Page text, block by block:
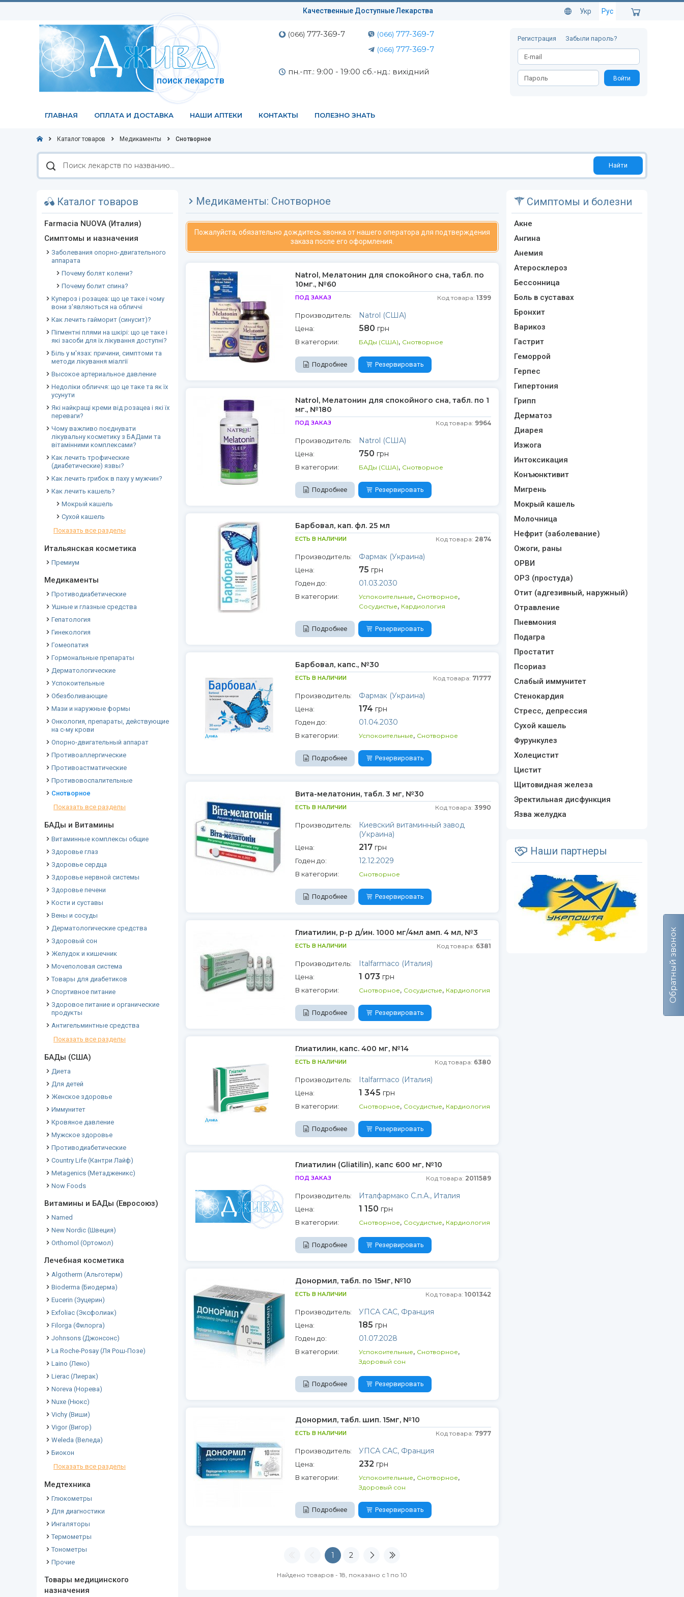
Качественные Доступные Лекарства Укр Рус
поиск лекарств
(066) 777-369-7 (066) 777-369-7
(066) 777-369-7
пн.-пт.: 9:00 - 19:00 сб.-нд.: вихідний
Регистрация Забыли пароль?
Войти
ГЛАВНАЯ ОПЛАТА И ДОСТАВКА НАШИ АПТЕКИ КОНТАКТЫ ПОЛЕЗНО ЗНАТЬ
Каталог товаров Медикаменты Снотворное
Поиск
лекарств
по
Найти
Каталог товаров
Farmacia NUOVA (Италия)
Симптомы и назначения
Заболевания опорно-двигательного
аппарата
Почему болят колени?
Почему болит спина?
Купероз і розацеа: що це таке і чому
вони з'являються на обличчі
Как лечить гайморит (синусит)?
Пігментні плями на шкірі: що це таке і
які засоби для їх лікування доступні?
Біль у м'язах: причини, симптоми та
методи лікування міалгії
Высокое артериальное давление
Недоліки обличчя: що це таке та як їх
усунути
Які найкращі креми від розацеа і які їх
переваги?
Чому важливо поєднувати
лікувальну косметику з БАДами та
вітамінними комплексами?
Как лечить трофические
(диабетические) язвы?
Как лечить грибок в паху у мужчин?
Как лечить кашель?
Мокрый кашель
Сухой кашель
Показать все разделы
Итальянская косметика
Премиум
Медикаменты
Противодиабетические
Ушные и глазные средства
Гепатология
Гинекология
Гомеопатия
Гормональные препараты
Дерматологические
Успокоительные
Обезболивающие
Мази и наружные формы
Онкология, препараты, действующие
на с-му крови
Опорно-двигательный аппарат
Противоаллергические
Противоастматические
Противовоспалительные
Снотворное
Показать все разделы
БАДы и Витамины
Витаминные комплексы общие
Здоровье глаз
Здоровье сердца
Здоровье нервной системы
Здоровье печени
Кости и суставы
Вены и сосуды
Дерматологические средства
Здоровый сон
Желудок и кишечник
Мочеполовая система
Товары для диабетиков
Спортивное питание
Здоровое питание и органические
продукты
Антигельминтные средства
Показать все разделы
БАДы (США)
Диета
Для детей
Женское здоровье
Иммунитет
Кровяное давление
Мужское здоровье
Противодиабетические
Country Life (Кантри Лайф)
Metagenics (Метадженикс)
Now Foods
Витамины и БАДы (Евросоюз)
Named
New Nordic (Швеция)
Orthomol (Ортомол)
Лечебная косметика
Algotherm (Альготерм)
Bioderma (Биодерма)
Eucerin (Эуцерин)
Exfoliac (Эксфолиак)
Filorga (Филорга)
Johnsons (Джонсонс)
La Roche-Posay (Ля Рош-Позе)
Laino (Лено)
Lierac (Лиерак)
Noreva (Норева)
Nuxe (Нюкс)
Vichy (Виши)
Vigor (Вигор)
Weleda (Веледа)
Биокон
Показать все разделы
Медтехника
Глюкометры
Для диагностики
Ингаляторы
Термометры
Тонометры
Прочие
Товары медицинского
назначения
Медикаменты: Снотворное
Пожалуйста, обязательно дождитесь звонка от нашего оператора для подтверждения
заказа после его оформления.
Natrol, Мелатонин для спокойного сна, табл. по
10мг., №60
ПОД ЗАКАЗ Код товара: 1399
Производитель: Natrol (США)
Цена: 580 грн
В категории: БАДы (США), Снотворное
Подробнее Резервировать
Natrol, Мелатонин для спокойного сна, табл. по 1
мг., №180
ПОД ЗАКАЗ Код товара: 9964
Производитель: Natrol (США)
Цена: 750 грн
В категории: БАДы (США), Снотворное
Подробнее Резервировать
Барбовал, кап. фл. 25 мл
ЕСТЬ В НАЛИЧИИ Код товара: 2874
Производитель: Фармак (Украина)
Цена: 75 грн
Годен до: 01.03.2030
В категории: Успокоительные, Снотворное,
Сосудистые, Кардиология
Подробнее Резервировать
Барбовал, капс., №30
ЕСТЬ В НАЛИЧИИ Код товара: 71777
Производитель: Фармак (Украина)
Цена: 174 грн
Годен до: 01.04.2030
В категории: Успокоительные, Снотворное
Подробнее Резервировать
Вита-мелатонин, табл. 3 мг, №30
ЕСТЬ В НАЛИЧИИ Код товара: 3990
Производитель:
Киевский витаминный завод
(Украина)
Цена: 217грн
Годен до: 12.12.2029
В категории: Снотворное
Подробнее Резервировать
Глиатилин, р-р д/ин. 1000 мг/4мл амп. 4 мл, №3
ЕСТЬ В НАЛИЧИИ Код товара: 6381
Производитель: Italfarmaco (Италия)
Цена: 1 073 грн
В категории: Снотворное, Сосудистые, Кардиология
Подробнее Резервировать
Глиатилин, капс. 400 мг, №14
ЕСТЬ В НАЛИЧИИ Код товара: 6380
Производитель: Italfarmaco (Италия)
Цена: 1 345 грн
В категории: Снотворное, Сосудистые, Кардиология
Подробнее Резервировать
Глиатилин (Gliatilin), капс 600 мг, №10
ПОД ЗАКАЗ Код товара: 2011589
Производитель: Италфармако С.п.А., Италия
Цена: 1 150 грн
В категории: Снотворное, Сосудистые, Кардиология
Подробнее Резервировать
Донормил, табл. по 15мг, №10
ЕСТЬ В НАЛИЧИИ Код товара: 1001342
Производитель: УПСА САС, Франция
Цена: 185 грн
Годен до: 01.07.2028
В категории: Успокоительные, Снотворное,
Здоровый сон
Подробнее Резервировать
Донормил, табл. шип. 15мг, №10
ЕСТЬ В НАЛИЧИИ Код товара: 7977
Производитель: УПСА САС, Франция
Цена: 232 грн
В категории: Успокоительные, Снотворное,
Здоровый сон
Подробнее Резервировать
1 2
Найдено товаров - 18, показано с 1 по 10
Симптомы и болезни
Акне
Ангина
Анемия
Атеросклероз
Бессонница
Боль в суставах
Бронхит
Варикоз
Гастрит
Геморрой
Герпес
Гипертония
Грипп
Дерматоз
Диарея
Изжога
Интоксикация
Конъюнктивит
Мигрень
Мокрый кашель
Молочница
Нефрит (заболевание)
Ожоги, раны
ОРВИ
ОРЗ (простуда)
Отит (адгезивный, наружный)
Отравление
Пневмония
Подагра
Простатит
Псориаз
Слабый иммунитет
Стенокардия
Стресс, депрессия
Сухой кашель
Фурункулез
Холецистит
Цистит
Щитовидная железа
Эректильная дисфункция
Язва желудка
Наши партнеры
Обратный звонок